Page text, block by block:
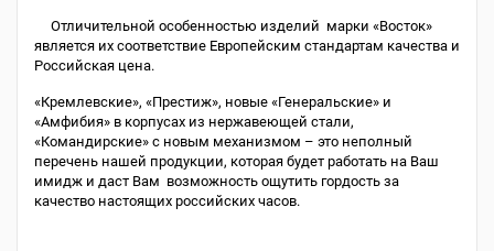
Отличительной особенностью изделий марки «Восток»
является их соответствие Европейским стандартам качества и
Российская цена.
«Кремлевские», «Престиж», новые «Генеральские» и
«Амфибия» в корпусах из нержавеющей стали,
«Командирские» с новым механизмом – это неполный
перечень нашей продукции, которая будет работать на Ваш
имидж и даст Вам возможность ощутить гордость за
качество настоящих российских часов.